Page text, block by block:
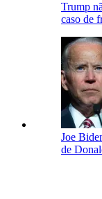
Trump
caso de
Joe
de